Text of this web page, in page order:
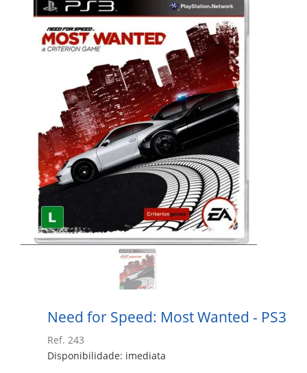
Need for Speed: Most Wanted - PS3
Ref. 243
Disponibilidade: imediata